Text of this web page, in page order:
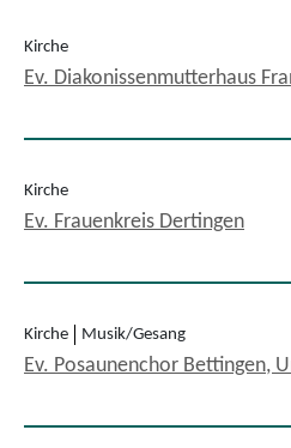
Kirche
Ev. Diakonissenmutterhaus
Kirche
Ev. Frauenkreis Dertingen
Kirche Musik/Gesang
Ev. Posaunenchor Bettingen,